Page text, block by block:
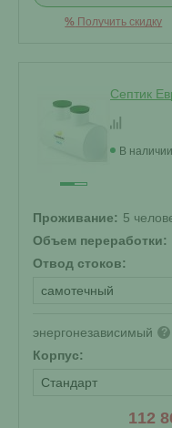
% Получить скидку
Септик
В наличии
Проживание: 5
Объем переработки:
Отвод стоков:
самотечный
энергонезависимый ?
Корпус:
Стандарт
112